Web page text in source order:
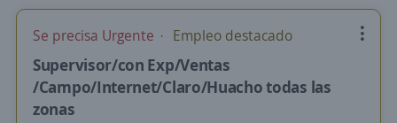
Se precisa Urgente Empleo destacado
Supervisor/con Exp/Ventas
/Campo/Internet/Claro/Huacho todas las
zonas